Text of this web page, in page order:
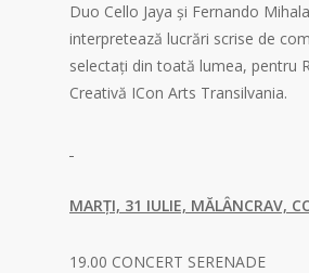
Duo Cello Jaya și Fernando
interpretează lucrări scrise de
selectați din toată lumea, pentru
Creativă ICon Arts Transilvania.
MARȚI, 31 IULIE, MĂLÂNCRAV,
19.00 CONCERT SERENADE